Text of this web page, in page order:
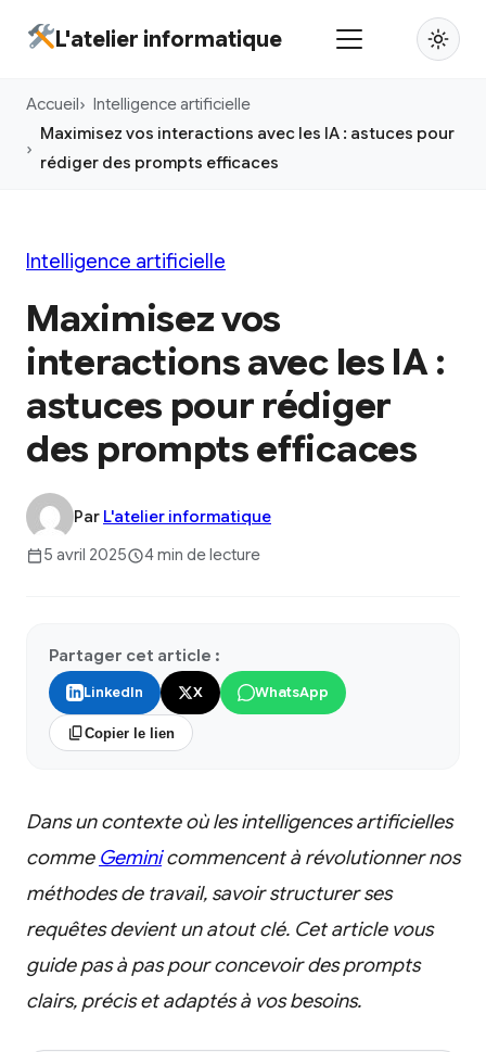
principal
L'atelier informatique
Accueil
Intelligence artificielle
Maximisez vos interactions avec les IA : astuces pour
rédiger des prompts efficaces
Intelligence artificielle
Maximisez vos
interactions avec les IA :
astuces pour rédiger
des prompts efficaces
Par L'atelier informatique
5 avril 2025
4 min de lecture
Partager cet article :
LinkedIn X WhatsApp
Copier le lien
Dans un contexte où les intelligences artificielles
comme Geminicommencent à révolutionner nos
méthodes de travail, savoir structurer ses
requêtes devient un atout clé. Cet article vous
guide pas à pas pour concevoir des prompts
clairs, précis et adaptés à vos besoins.